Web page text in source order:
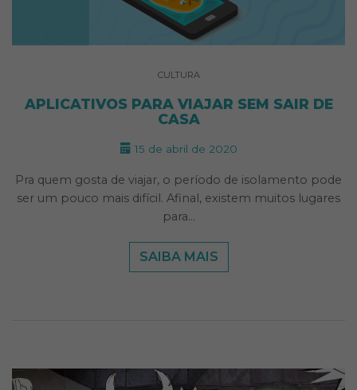
CULTURA
APLICATIVOS PARA VIAJAR SEM SAIR DE
CASA
15 de abril de 2020
Pra quem gosta de viajar, o período de isolamento pode
ser um pouco mais difícil. Afinal, existem muitos lugares
para…
SAIBA MAIS